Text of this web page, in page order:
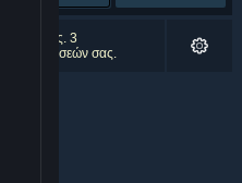
σας. 3
προτιμήσεών σας.